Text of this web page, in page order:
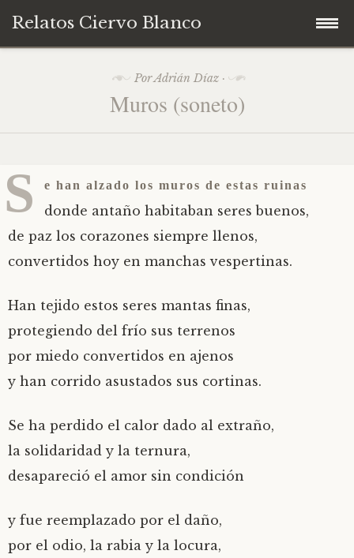
Relatos Ciervo Blanco
APORTA TU CUENTO de los talleres de
Contacto
Inicio
PorAdrián Díaz·
d
e
j
o
d
2
2
Muros (soneto)
S e han alzado los muros de estas ruinas
donde antaño habitaban seres buenos,
de paz los corazones siempre llenos,
convertidos hoy en manchas vespertinas.
Han tejido estos seres mantas finas,
protegiendo del frío sus terrenos
por miedo convertidos en ajenos
y han corrido asustados sus cortinas.
Se ha perdido el calor dado al extraño,
la solidaridad y la ternura,
desapareció el amor sin condición
y fue reemplazado por el daño,
por el odio, la rabia y la locura,